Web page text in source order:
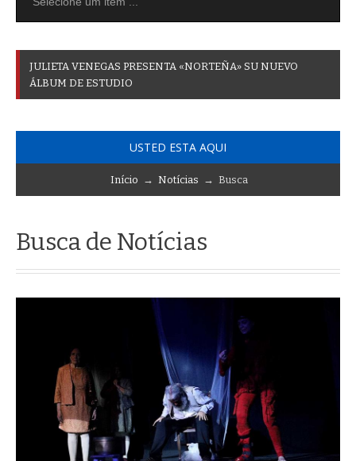
JULIETA VENEGAS PRESENTA «NORTEÑA» SU NUEVO
ÁLBUM DE ESTUDIO
USTED ESTA AQUI
Início → Notícias → Busca
Busca de Notícias